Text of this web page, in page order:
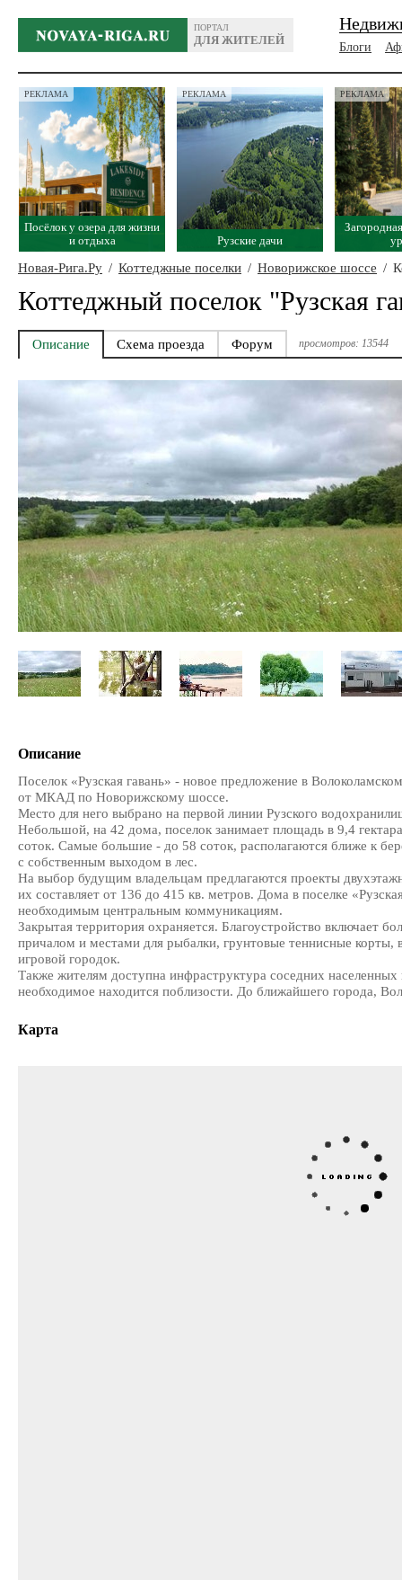
ПОРТАЛ
ДЛЯ ЖИТЕЛЕЙ
Блоги
РЕКЛАМА
Посёлок у озера для жизни
и отдыха
РЕКЛАМА
Рузские дачи
РЕКЛАМА
Новая-Рига.Ру / Коттеджные поселки / Новорижское шоссе /
Коттеджный поселок "Рузская
Описание Схема проезда Форум просмотров: 13544
Описание
Поселок «Рузская гавань» - новое предложение в
от МКАД по Новорижскому шоссе.
Место для него выбрано на первой линии Рузского
Небольшой, на 42 дома, поселок занимает площадь в 9,4
соток. Самые большие - до 58 соток, располагаются ближе к
с собственным выходом в лес.
На выбор будущим владельцам предлагаются проекты
их составляет от 136 до 415 кв. метров. Дома в поселке
необходимым центральным коммуникациям.
Закрытая территория охраняется. Благоустройство включает
причалом и местами для рыбалки, грунтовые теннисные корты,
игровой городок.
Также жителям доступна инфраструктура соседних
необходимое находится поблизости. До ближайшего города,
Карта